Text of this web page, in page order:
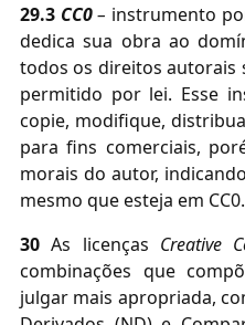
29.3 CC0– instrumento
dedica sua obra ao
todos os direitos autorais
permitido por lei. Esse
copie, modifique,
para fins comerciais,
morais do autor,
mesmo que esteja em CC0.
30 As licenças Creative
combinações que
julgar mais apropriada,